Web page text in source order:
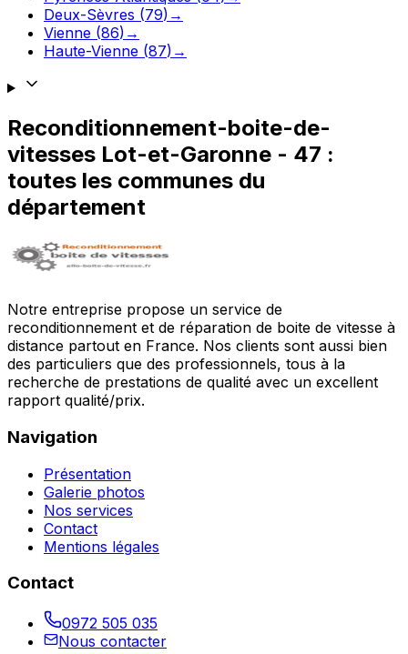
Deux-Sèvres (79) →
Vienne (86) →
Haute-Vienne (87) →
Reconditionnement-boite-de-
vitesses Lot-et-Garonne - 47 :
toutes les communes du
département
Notre entreprise propose un service de
reconditionnement et de réparation de boite de vitesse à
distance partout en France. Nos clients sont aussi bien
des particuliers que des professionnels, tous à la
recherche de prestations de qualité avec un excellent
rapport qualité/prix.
Navigation
Présentation
Galerie photos
Nos services
Contact
Mentions légales
Contact
0972 505 035
Nous contacter